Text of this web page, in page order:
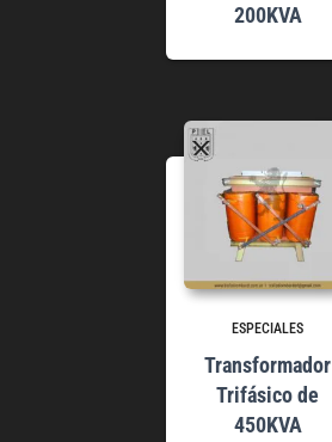
200KVA
ESPECIALES
Transformador
Trifásico de
450KVA